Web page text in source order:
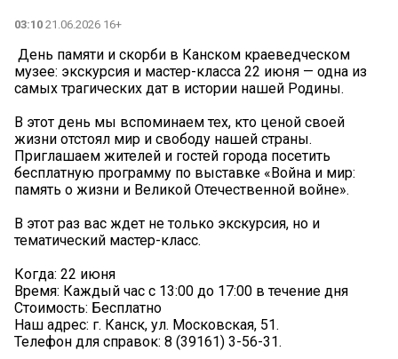
03:10 21.06.2026 16+
️ День памяти и скорби в Канском краеведческом
музее: экскурсия и мастер-класса 22 июня — одна из
самых трагических дат в истории нашей Родины.
В этот день мы вспоминаем тех, кто ценой своей
жизни отстоял мир и свободу нашей страны.
Приглашаем жителей и гостей города посетить
бесплатную программу по выставке «Война и мир:
память о жизни и Великой Отечественной войне».
В этот раз вас ждет не только экскурсия, но и
тематический мастер-класс.
Когда: 22 июня
Время: Каждый час с 13:00 до 17:00 в течение дня
Стоимость: Бесплатно
Наш адрес: г. Канск, ул. Московская, 51.
Телефон для справок: 8 (39161) 3-56-31.